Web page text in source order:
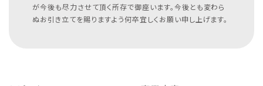
が今後も尽力させて頂く所存で御座います。今後とも変わら
ぬお引き立てを賜りますよう何卒宜しくお願い申し上げます。